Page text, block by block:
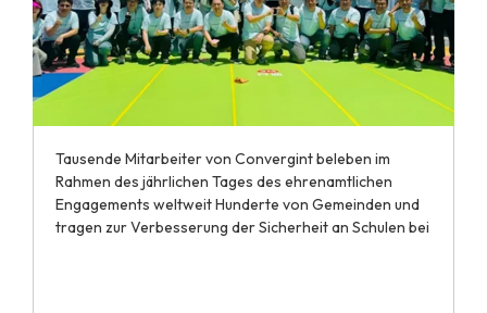
Tausende Mitarbeiter von Convergint beleben im
Rahmen des jährlichen Tages des ehrenamtlichen
Engagements weltweit Hunderte von Gemeinden und
tragen zur Verbesserung der Sicherheit an Schulen bei